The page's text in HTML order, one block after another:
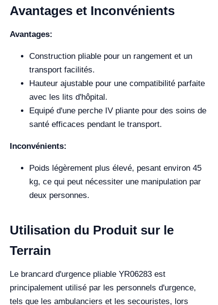
Avantages et Inconvénients
Avantages:
Construction pliable pour un rangement et un
transport facilités.
Hauteur ajustable pour une compatibilité parfaite
avec les lits d'hôpital.
Equipé d'une perche IV pliante pour des soins de
santé efficaces pendant le transport.
Inconvénients:
Poids légèrement plus élevé, pesant environ 45
kg, ce qui peut nécessiter une manipulation par
deux personnes.
Utilisation du Produit sur le
Terrain
Le brancard d'urgence pliable YR06283 est
principalement utilisé par les personnels d'urgence,
tels que les ambulanciers et les secouristes, lors